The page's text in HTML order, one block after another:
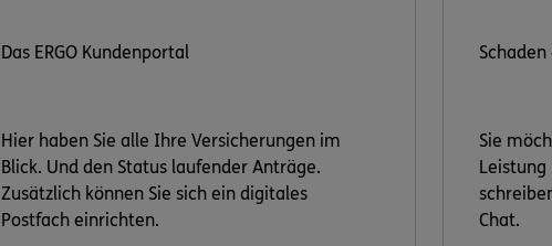
Das ERGO Kundenportal
Hier haben Sie alle Ihre Versicherungen im
Blick. Und den Status laufender Anträge.
Zusätzlich können Sie sich ein digitales
Postfach einrichten.
Sie
Leistung
Chat.